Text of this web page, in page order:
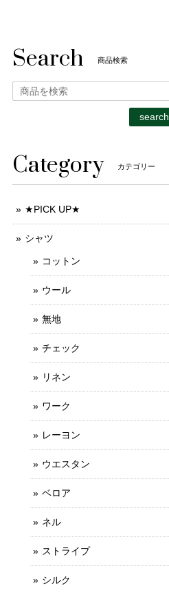
Search 商品検索
search
Category カテゴリー
★PICK UP★
シャツ
コットン
ウール
無地
チェック
リネン
ワーク
レーヨン
ウエスタン
ベロア
ネル
ストライプ
シルク